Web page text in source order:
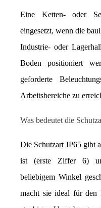
Eine Ketten- oder
eingesetzt, wenn die
Industrie- oder
Boden positioniert
geforderte
Arbeitsbereiche zu
Was bedeutet die
Die Schutzart IP65 gibt
ist (erste Ziffer 6)
beliebigem Winkel
macht sie ideal für den